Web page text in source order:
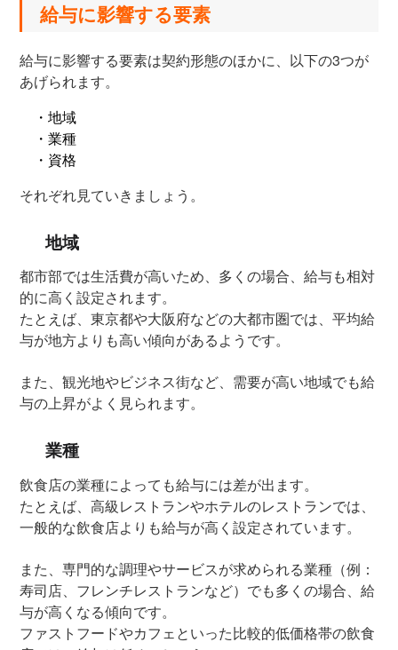
給与に影響する要素
給与に影響する要素は契約形態のほかに、以下の3つが
あげられます。
・地域
・業種
・資格
それぞれ見ていきましょう。
地域
都市部では生活費が高いため、多くの場合、給与も相対
的に高く設定されます。
たとえば、東京都や大阪府などの大都市圏では、平均給
与が地方よりも高い傾向があるようです。
また、観光地やビジネス街など、需要が高い地域でも給
与の上昇がよく見られます。
業種
飲食店の業種によっても給与には差が出ます。
たとえば、高級レストランやホテルのレストランでは、
一般的な飲食店よりも給与が高く設定されています。
また、専門的な調理やサービスが求められる業種（例：
寿司店、フレンチレストランなど）でも多くの場合、給
与が高くなる傾向です。
ファストフードやカフェといった比較的低価格帯の飲食